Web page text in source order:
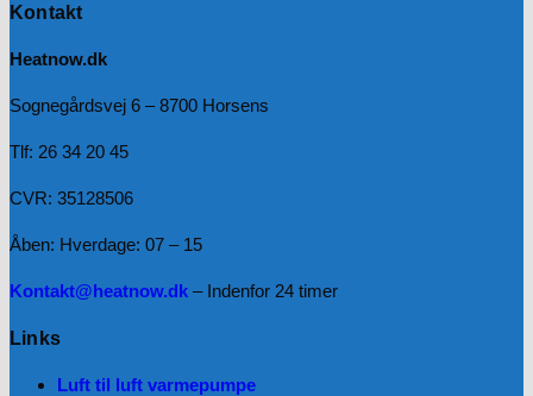
Kontakt
Heatnow.dk
Sognegårdsvej 6 – 8700 Horsens
Tlf: 26 34 20 45
CVR: 35128506
Åben: Hverdage: 07 – 15
Kontakt@heatnow.dk – Indenfor 24 timer
Links
Luft til luft varmepumpe